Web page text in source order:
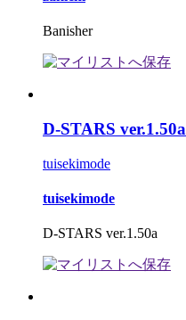
Banisher
D-STARS ver.1.50a
tuisekimode
tuisekimode
D-STARS ver.1.50a